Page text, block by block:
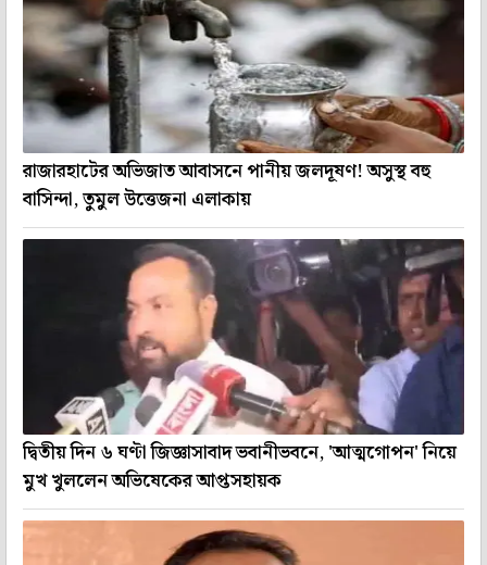
রাজারহাটের অভিজাত আবাসনে পানীয় জলদূষণ! অসুস্থ বহু
বাসিন্দা, তুমুল উত্তেজনা এলাকায়
দ্বিতীয় দিন ৬ ঘণ্টা জিজ্ঞাসাবাদ ভবানীভবনে, 'আত্মগোপন' নিয়ে
মুখ খুললেন অভিষেকের আপ্তসহায়ক